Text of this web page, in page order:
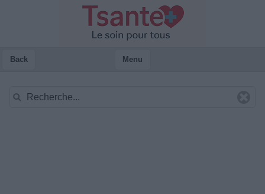
Back Menu